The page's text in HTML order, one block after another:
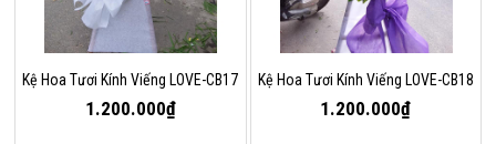
Kệ Hoa Tươi Kính Viếng LOVE-CB17
1.200.000₫
Kệ Hoa Tươi Kính Viếng LOVE-CB18
1.200.000₫